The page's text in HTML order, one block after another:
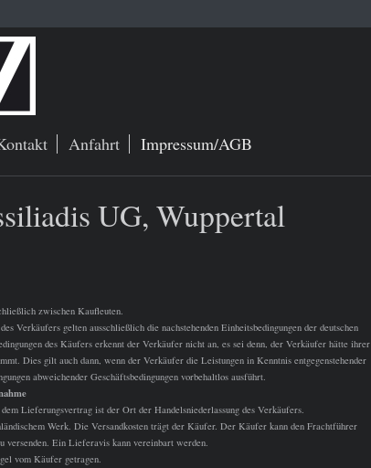
Anfahrt Impressum/AGB
UG, Wuppertal
zwischen Kaufleuten.
Verkäufers gelten ausschließlich die nachstehenden Einheitsbedingungen der deutschen
des Käufers erkennt der Verkäufer nicht an, es sei denn, der Verkäufer hätte ihrer
Dies gilt auch dann, wenn der Verkäufer die Leistungen in Kenntnis entgegenstehender
abweichender Geschäftsbedingungen vorbehaltlos ausführt.
Lieferungsvertrag ist der Ort der Handelsniederlassung des Verkäufers.
Werk. Die Versandkosten trägt der Käufer. Der Käufer kann den Frachtführer
versenden. Ein Lieferavis kann vereinbart werden.
vom Käufer getragen.